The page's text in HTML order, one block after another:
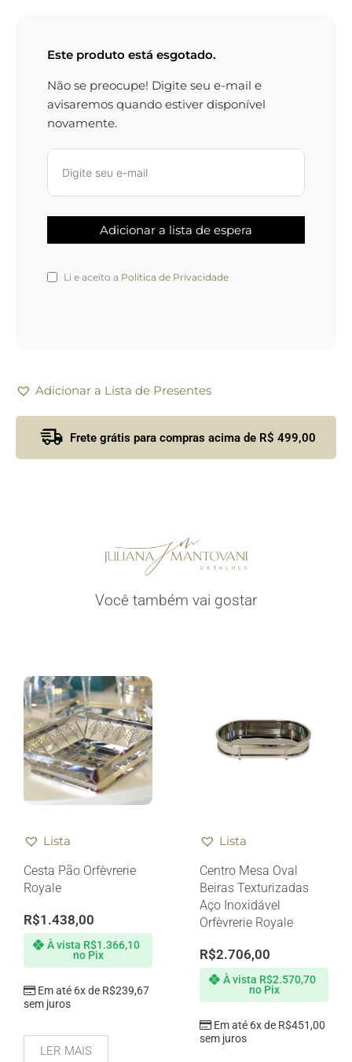
Este produto está esgotado.
Não se preocupe! Digite seu e-mail e
avisaremos quando estiver disponível
novamente.
Li e aceito a Política de Privacidade
Adicionar a Lista de Presentes
Frete grátis para compras acima de R$ 499,00
Você também vai gostar
Lista
Cesta Pão Orfèvrerie
Royale
R$1.438,00
Em até 6x de R$239,67
sem juros
À vista R$1.366,10
no Pix
LER MAIS
Lista
Centro Mesa Oval
Beiras Texturizadas
Aço Inoxidável
Orfèvrerie Royale
R$2.706,00
Em até 6x de R$451,00
sem juros
À vista R$2.570,70
no Pix